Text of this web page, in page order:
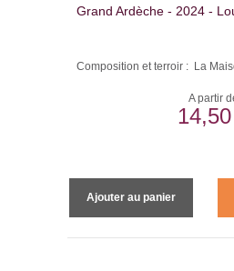
Grand Ardèche - 2024 -
Composition et terroir : La
A partir
Ajouter au panier